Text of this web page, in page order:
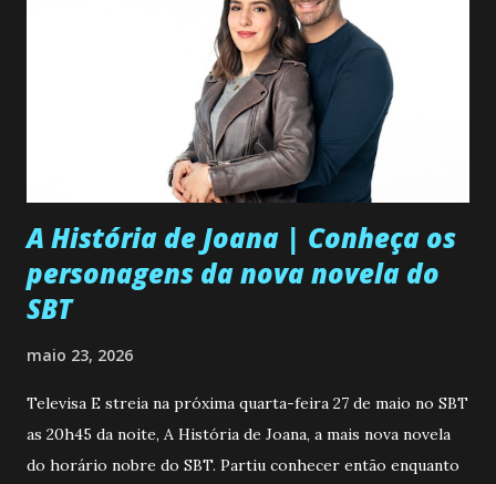
A História de Joana | Conheça os
personagens da nova novela do
SBT
maio 23, 2026
Televisa E streia na próxima quarta-feira 27 de maio no SBT
as 20h45 da noite, A História de Joana, a mais nova novela
do horário nobre do SBT. Partiu conhecer então enquanto